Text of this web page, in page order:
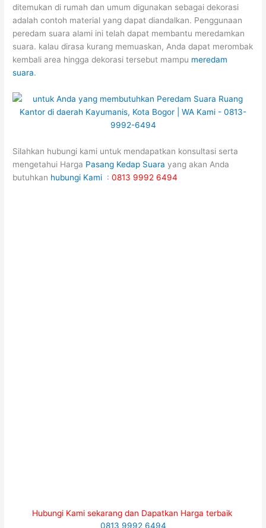
ditemukan di rumah dan umum digunakan sebagai dekorasi
adalah contoh material yang dapat diandalkan. Penggunaan
peredam suara alami ini telah dapat membantu meredamkan
suara. kalau dirasa kurang memuaskan, Anda dapat merombak
kembali area hingga dekorasi tersebut mampu meredam
suara.
Silahkan hubungi kami untuk mendapatkan konsultasi serta
mengetahui Harga Pasang Kedap Suara yang akan Anda
butuhkan hubungi Kami :0813 9992 6494
Hubungi Kami sekarang dan Dapatkan Harga terbaik
0813 9992 6494